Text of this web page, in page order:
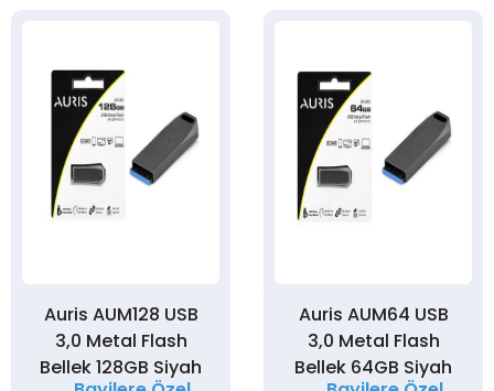
Auris AUM128 USB
3,0 Metal Flash
Bellek 128GB Siyah
Auris AUM64 USB
3,0 Metal Flash
Bellek 64GB Siyah